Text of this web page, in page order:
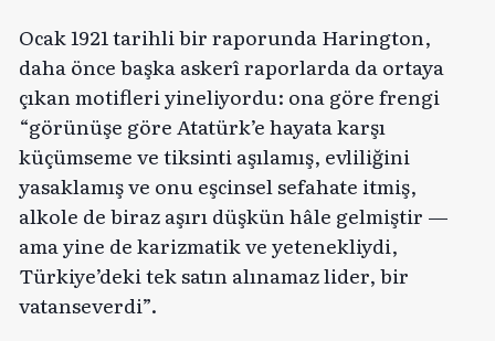
Ocak 1921 tarihli bir raporunda Harington,
daha önce başka askerî raporlarda da ortaya
çıkan motifleri yineliyordu: ona göre frengi
“görünüşe göre Atatürk’e hayata karşı
küçümseme ve tiksinti aşılamış, evliliğini
yasaklamış ve onu eşcinsel sefahate itmiş,
alkole de biraz aşırı düşkün hâle gelmiştir —
ama yine de karizmatik ve yetenekliydi,
Türkiye’deki tek satın alınamaz lider, bir
vatanseverdi”.